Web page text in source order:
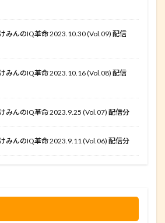
みんのIQ革命 2023.10.30 (Vol.09) 配信
みんのIQ革命 2023.10.16 (Vol.08) 配信
みんのIQ革命 2023.9.25 (Vol.07) 配信分
みんのIQ革命 2023.9.11 (Vol.06) 配信分